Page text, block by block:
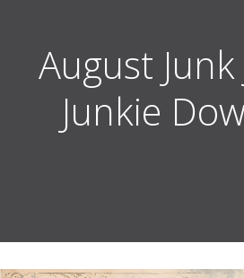
August
Junkie